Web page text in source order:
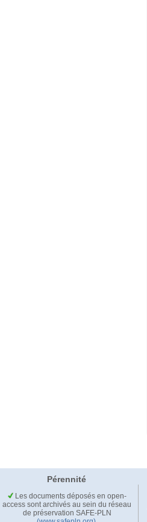
Pérennité
Les documents déposés en open-
access sont archivés au sein du réseau
de préservation SAFE-PLN